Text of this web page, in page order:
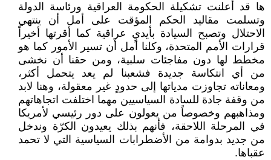
ها قد أُعلنت تشكيلة الحكومة العراقية ورئاسة الدولة
وتسلمت مقاليد الحكم المؤقت على أمل أن ينتهي
الاحتلال وتصبح السيادة بأيديٍ عراقية كما أقرتها أخيراً
قرارات الأمم المتحدة، وكلنا أمل أن تسير الأمور كما هو
مخطط لها دون مفاجئات سلبية، ومن حقنا أن نخشى
من أي انتكاسة جديدة فشعبنا لم يعد يتحمل أكثر،
ومعاناته تجاوزت مدياتها إلى حدودٍ غير معقولة، وهنا لابد
من وقفة جادة للسادة السياسيين مهما اختلفت اتجاهاتهم
ومذاهبهم وخصوصاً من يعولون على دور رئيسي لأمريكا
في المرحلة اللاحقة، فأنهم بذلك يعيدون الكرّة وندخل
من جديد بدوامة من الأضطرابات السياسية التي لا تحمد
عقباها.